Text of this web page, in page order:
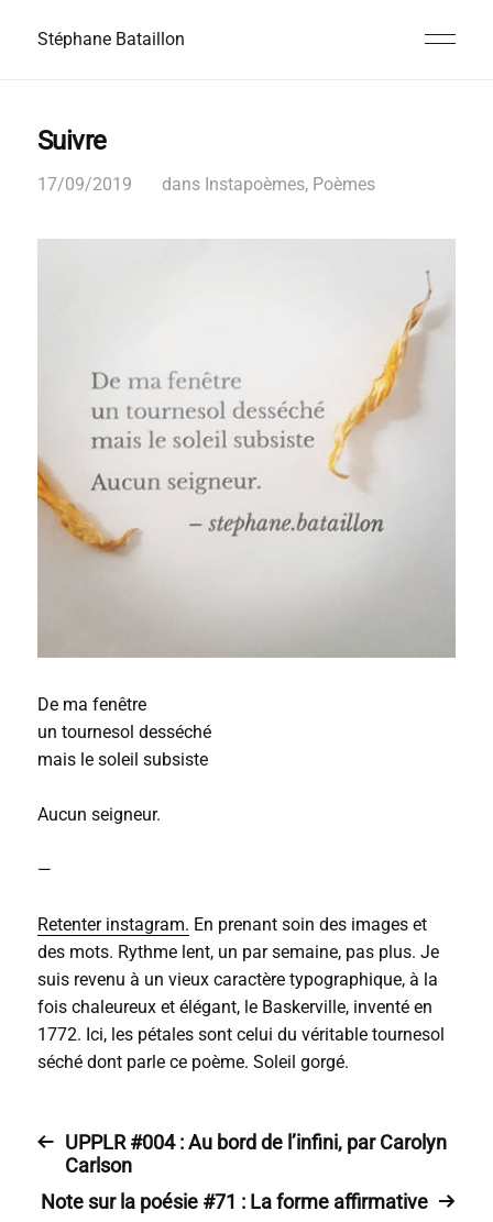
Stéphane Bataillon
Suivre
17/09/2019 dans Instapoèmes, Poèmes
De ma fenêtre
un tournesol desséché
mais le soleil subsiste
Aucun seigneur.
—
Retenter instagram. En prenant soin des images et
des mots. Rythme lent, un par semaine, pas plus. Je
suis revenu à un vieux caractère typographique, à la
fois chaleureux et élégant, le Baskerville, inventé en
1772. Ici, les pétales sont celui du véritable tournesol
séché dont parle ce poème. Soleil gorgé.
UPPLR #004 : Au bord de l’infini, par Carolyn
Carlson
Note sur la poésie #71 : La forme affirmative